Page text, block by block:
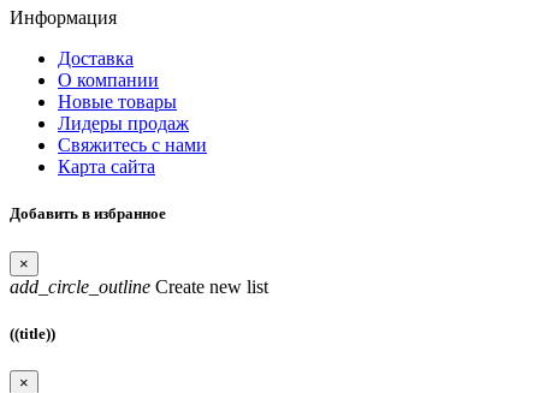
Информация
Доставка
О компании
Новые товары
Лидеры продаж
Свяжитесь с нами
Карта сайта
Добавить в избранное
×
add_circle_outline Create new list
((title))
×